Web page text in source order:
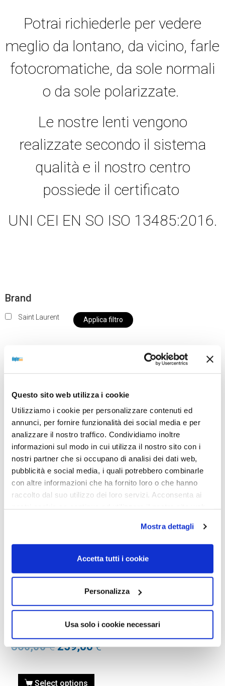
Questo sito web utilizza i cookie
Utilizziamo i cookie per personalizzare contenuti ed
annunci, per fornire funzionalità dei social media e per
analizzare il nostro traffico. Condividiamo inoltre
informazioni sul modo in cui utilizza il nostro sito con i
nostri partner che si occupano di analisi dei dati web,
pubblicità e social media, i quali potrebbero combinarle
con altre informazioni che ha fornito loro o che hanno
raccolto dal suo utilizzo dei loro servizi. Acconsenta ai
Mostra dettagli
Accetta tutti i cookie
Personalizza
Usa solo i cookie necessari
Potrai richiederle per vedere
meglio da lontano, da vicino, farle
fotocromatiche, da sole normali
o da sole polarizzate.
Le nostre lenti vengono
realizzate secondo il sistema
qualità e il nostro centro
possiede il certificato
UNI CEI EN SO ISO 13485:2016.
Brand
Saint Laurent Applica filtro
nostro negozio non saranno disponibili per la
da OTTICA DIOPTER
Showing the single result
OCCHIALI DA SOLE
OCCHIALE DA SOLE SAINT
LAURENT SL 596 DUNE-001
NERO
360,00€ 259,00€
Select options